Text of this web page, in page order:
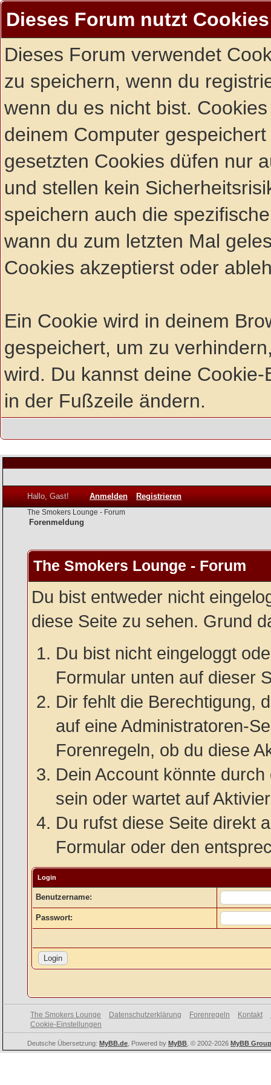
Dieses Forum nutzt Cookies
Dieses Forum verwendet
zu speichern, wenn du
wenn du es nicht bist.
deinem Computer
gesetzten Cookies düfen nur
und stellen kein
speichern auch die
wann du zum letzten Mal
Cookies akzeptierst oder
Ein Cookie wird in deinem
gespeichert, um zu
wird. Du kannst deine
in der Fußzeile ändern.
Hallo, Gast! Anmelden Registrieren
The Smokers Lounge - Forum
Forenmeldung
The Smokers Lounge - Forum
Du bist entweder nicht
diese Seite zu sehen. Grund
Du bist nicht eingeloggt
Formular unten auf dieser
Dir fehlt die Berechtigung,
auf eine Administratoren-
Forenregeln, ob du diese
Dein Account könnte
sein oder wartet auf
Du rufst diese Seite direkt
Formular oder den
Login
Benutzername:
Passwort:
The Smokers Lounge Datenschutzerklärung Forenregeln Kontakt
Cookie-Einstellungen
Deutsche Übersetzung: MyBB.de , Powered by MyBB , © 2002-2026 MyBB Group